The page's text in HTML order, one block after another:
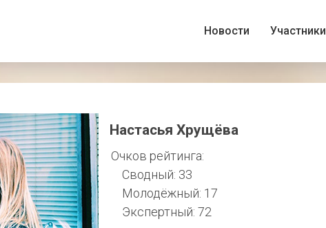
Новости Участники
Настасья Хрущёва
Очков рейтинга:
Сводный: 33
Молодёжный: 17
Экспертный: 72